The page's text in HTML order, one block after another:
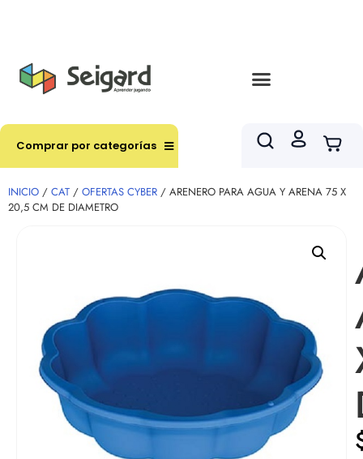
Comprar por categorías
INICIO / CAT / OFERTAS CYBER / ARENERO PARA AGUA Y ARENA 75 X
20,5 CM DE DIAMETRO